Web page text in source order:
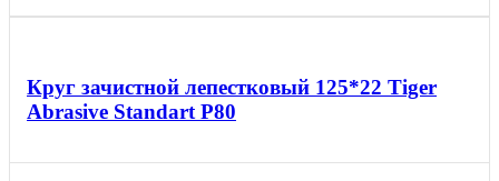
Круг зачистной лепестковый 125*22 Tiger
Abrasive Standart P80